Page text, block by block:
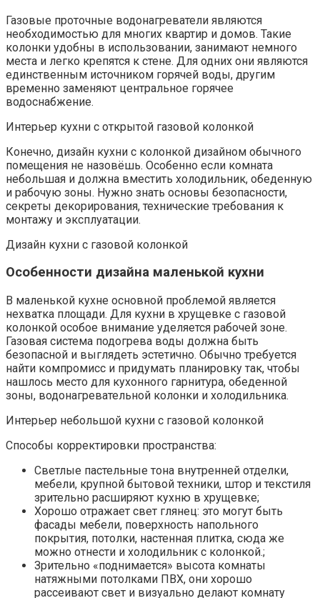
Газовые проточные водонагреватели являются
необходимостью для многих квартир и домов. Такие
колонки удобны в использовании, занимают немного
места и легко крепятся к стене. Для одних они являются
единственным источником горячей воды, другим
временно заменяют центральное горячее
водоснабжение.
Интерьер кухни с открытой газовой колонкой
Конечно, дизайн кухни с колонкой дизайном обычного
помещения не назовёшь. Особенно если комната
небольшая и должна вместить холодильник, обеденную
и рабочую зоны. Нужно знать основы безопасности,
секреты декорирования, технические требования к
монтажу и эксплуатации.
Дизайн кухни с газовой колонкой
Особенности дизайна маленькой кухни
В маленькой кухне основной проблемой является
нехватка площади. Для кухни в хрущевке с газовой
колонкой особое внимание уделяется рабочей зоне.
Газовая система подогрева воды должна быть
безопасной и выглядеть эстетично. Обычно требуется
найти компромисс и придумать планировку так, чтобы
нашлось место для кухонного гарнитура, обеденной
зоны, водонагревательной колонки и холодильника.
Интерьер небольшой кухни с газовой колонкой
Способы корректировки пространства:
Светлые пастельные тона внутренней отделки,
мебели, крупной бытовой техники, штор и текстиля
зрительно расширяют кухню в хрущевке;
Хорошо отражает свет глянец: это могут быть
фасады мебели, поверхность напольного
покрытия, потолки, настенная плитка, сюда же
можно отнести и холодильник с колонкой.;
Зрительно «поднимается» высота комнаты
натяжными потолками ПВХ, они хорошо
рассеивают свет и визуально делают комнату